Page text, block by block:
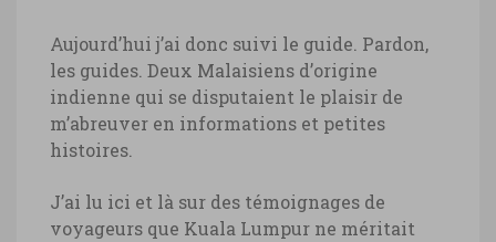
Aujourd’hui j’ai donc suivi le guide. Pardon,
les guides. Deux Malaisiens d’origine
indienne qui se disputaient le plaisir de
m’abreuver en informations et petites
histoires.
J’ai lu ici et là sur des témoignages de
voyageurs que Kuala Lumpur ne méritait